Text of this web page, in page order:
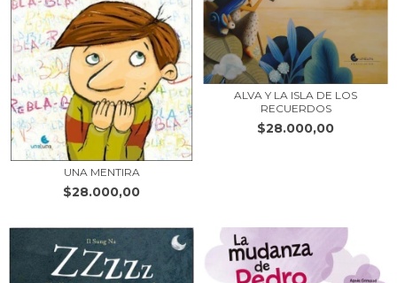
UNA MENTIRA
$28.000,00
ALVA Y LA ISLA DE LOS
RECUERDOS
$28.000,00